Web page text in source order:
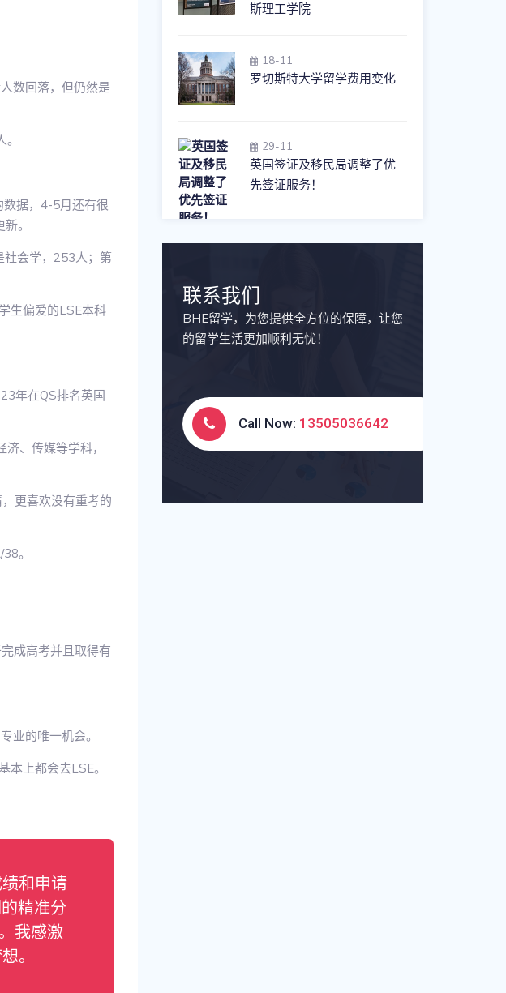
数回落，但仍然是
据，4-5月还有很
。
社会学，253人；第
生偏爱的LSE本科
年在QS排名英国
、传媒等学科，
更喜欢没有重考的
。
成高考并且取得有
业的唯一机会。
上都会去LSE。
和申请
精准分
我感激
。
斯理工学院
18-11
罗切斯特大学留学费用变化
29-11
英国签证及移民局调整了优
先签证服务！
联系我们
BHE留学，为您提供全方位的保障，让您
的留学生活更加顺利无忧！
Call Now: 13505036642